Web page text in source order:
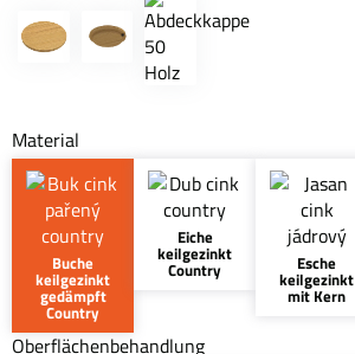
Material
Buche
keilgezinkt
gedämpft
Country
Eiche
keilgezinkt
Country Esche
keilgezinkt
mit Kern
Oberflächenbehandlung